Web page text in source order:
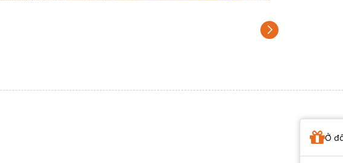
Ở